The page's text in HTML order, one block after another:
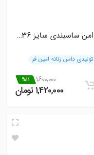
دامن ساسبندی سایز 36 تا 60 قد قابل تغییر
تولیدی دامن زنانه امین فر
1,600,000
%11
1,420,000 تومان